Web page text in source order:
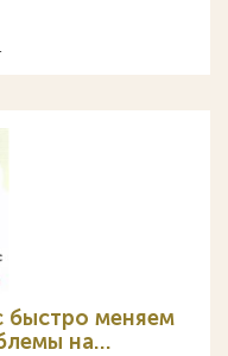
быстро меняем
на…